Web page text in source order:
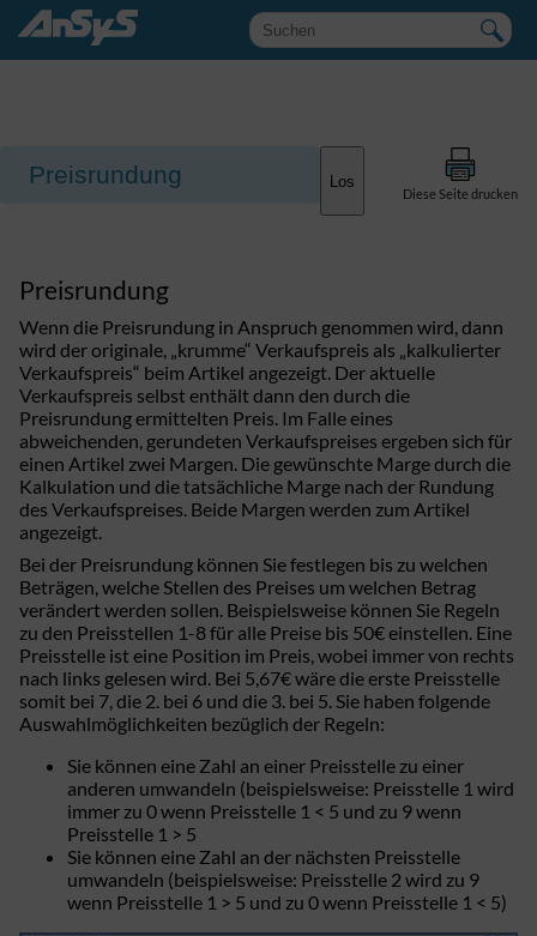
Suchbegriffe
Los
Diese Seite drucken
Preisrundung
Wenn die Preisrundung in Anspruch genommen wird, dann
wird der originale, „krumme“ Verkaufspreis als „kalkulierter
Verkaufspreis“ beim Artikel angezeigt. Der aktuelle
Verkaufspreis selbst enthält dann den durch die
Preisrundung ermittelten Preis. Im Falle eines
abweichenden, gerundeten Verkaufspreises ergeben sich für
einen Artikel zwei Margen. Die gewünschte Marge durch die
Kalkulation und die tatsächliche Marge nach der Rundung
des Verkaufspreises. Beide Margen werden zum Artikel
angezeigt.
Bei der Preisrundung können Sie festlegen bis zu welchen
Beträgen, welche Stellen des Preises um welchen Betrag
verändert werden sollen. Beispielsweise können Sie Regeln
zu den Preisstellen 1-8 für alle Preise bis 50€ einstellen. Eine
Preisstelle ist eine Position im Preis, wobei immer von rechts
nach links gelesen wird. Bei 5,67€ wäre die erste Preisstelle
somit bei 7, die 2. bei 6 und die 3. bei 5. Sie haben folgende
Auswahlmöglichkeiten bezüglich der Regeln:
Sie können eine Zahl an einer Preisstelle zu einer
anderen umwandeln (beispielsweise: Preisstelle 1 wird
immer zu 0 wenn Preisstelle 1 < 5 und zu 9 wenn
Preisstelle 1 > 5
Sie können eine Zahl an der nächsten Preisstelle
umwandeln (beispielsweise: Preisstelle 2 wird zu 9
wenn Preisstelle 1 > 5 und zu 0 wenn Preisstelle 1 < 5)